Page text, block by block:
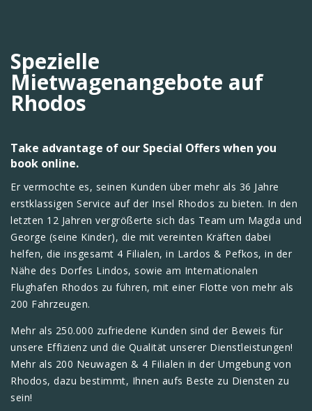
Spezielle
Mietwagenangebote auf
Rhodos
Take advantage of our Special Offers when you
book online.
Er vermochte es, seinen Kunden über mehr als 36 Jahre
erstklassigen Service auf der Insel Rhodos zu bieten. In den
letzten 12 Jahren vergrößerte sich das Team um Magda und
George (seine Kinder), die mit vereinten Kräften dabei
helfen, die insgesamt 4 Filialen, in Lardos & Pefkos, in der
Nähe des Dorfes Lindos, sowie am Internationalen
Flughafen Rhodos zu führen, mit einer Flotte von mehr als
200 Fahrzeugen.
Mehr als 250.000 zufriedene Kunden sind der Beweis für
unsere Effizienz und die Qualität unserer Dienstleistungen!
Mehr als 200 Neuwagen & 4 Filialen in der Umgebung von
Rhodos, dazu bestimmt, Ihnen aufs Beste zu Diensten zu
sein!